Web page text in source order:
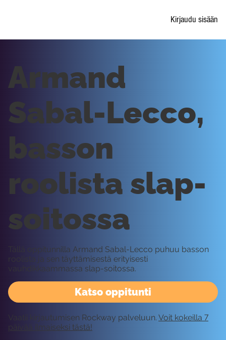
Kirjaudu sisään
Katso oppitunti
Armand
Sabal-Lecco,
basson
roolista slap-
soitossa
Tällä oppitunnilla Armand Sabal-Lecco puhuu basson
roolista ja sen täyttämisestä erityisesti
vauhdikkaammassa slap-soitossa.
Vaatii kirjautumisen Rockway palveluun. Voit kokeilla 7
päivää ilmaiseksi tästä!